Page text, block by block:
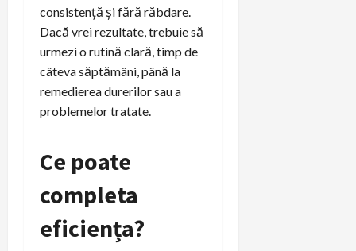
consistență și fără răbdare.
Dacă vrei rezultate, trebuie să
urmezi o rutină clară, timp de
câteva săptămâni, până la
remedierea durerilor sau a
problemelor tratate.
Ce poate
completa
eficiența?